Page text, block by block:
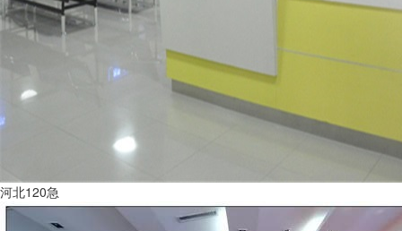
河北120急